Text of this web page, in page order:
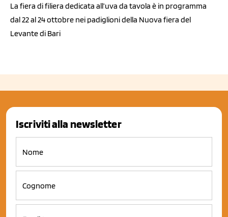
La fiera di filiera dedicata all’uva da tavola è in programma
dal 22 al 24 ottobre nei padiglioni della Nuova fiera del
Levante di Bari
Iscriviti alla newsletter